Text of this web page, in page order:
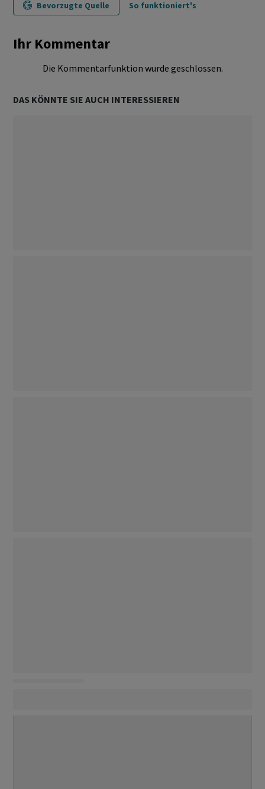
Bevorzugte Quelle So funktioniert's
Ihr Kommentar
Die Kommentarfunktion wurde geschlossen.
DAS KÖNNTE SIE AUCH INTERESSIEREN